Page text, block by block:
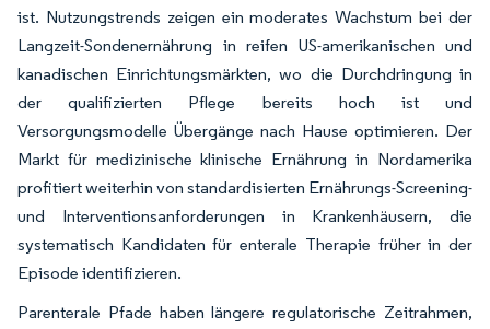
ist. Nutzungstrends zeigen ein moderates Wachstum bei der
Langzeit-Sondenernährung in reifen US-amerikanischen und
kanadischen Einrichtungsmärkten, wo die Durchdringung in
der qualifizierten Pflege bereits hoch ist und
Versorgungsmodelle Übergänge nach Hause optimieren. Der
Markt für medizinische klinische Ernährung in Nordamerika
profitiert weiterhin von standardisierten Ernährungs-Screening-
und Interventionsanforderungen in Krankenhäusern, die
systematisch Kandidaten für enterale Therapie früher in der
Episode identifizieren.
Parenterale Pfade haben längere regulatorische Zeitrahmen,